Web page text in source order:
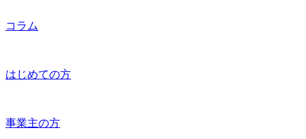
コラム
はじめての方
事業主の方